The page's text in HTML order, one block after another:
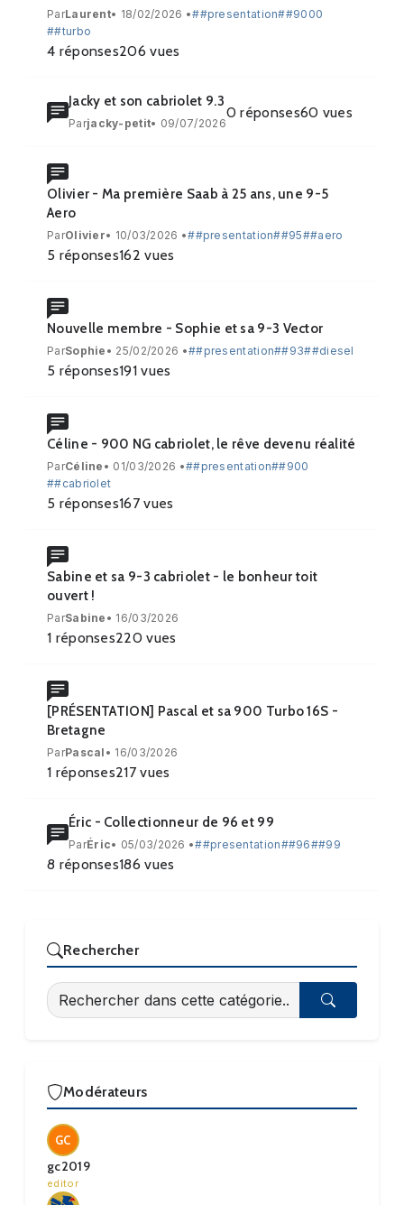
ParLaurent• 18/02/2026 •##presentation##9000
##turbo
4 réponses206 vues
Jacky et son cabriolet 9.3
Parjacky-petit• 09/07/2026
0 réponses60 vues
Olivier - Ma première Saab à 25 ans, une 9-5
Aero
ParOlivier• 10/03/2026 •##presentation##95##aero
5 réponses162 vues
Nouvelle membre - Sophie et sa 9-3 Vector
ParSophie • 25/02/2026 •##presentation##93##diesel
5 réponses191vues
Céline - 900 NG cabriolet, le rêve devenu réalité
ParCéline • 01/03/2026 •##presentation##900
##cabriolet
5 réponses167vues
Sabine et sa 9-3 cabriolet - le bonheur toit
ouvert !
ParSabine • 16/03/2026
1 réponses220vues
[PRÉSENTATION] Pascal et sa 900 Turbo 16S -
Bretagne
ParPascal • 16/03/2026
1 réponses217vues
Éric - Collectionneur de 96 et 99
ParÉric• 05/03/2026 •##presentation##96##99
8 réponses186 vues
Rechercher
Modérateurs
GC
gc2019
editor